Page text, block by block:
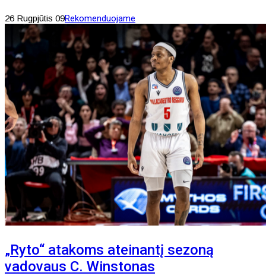
26 Rugpjūtis 09Rekomenduojame
„Ryto“ atakoms ateinantį sezoną
vadovaus C. Winstonas